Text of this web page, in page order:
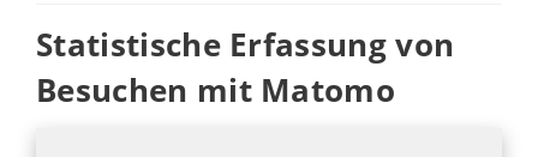
Statistische Erfassung von
Besuchen mit Matomo